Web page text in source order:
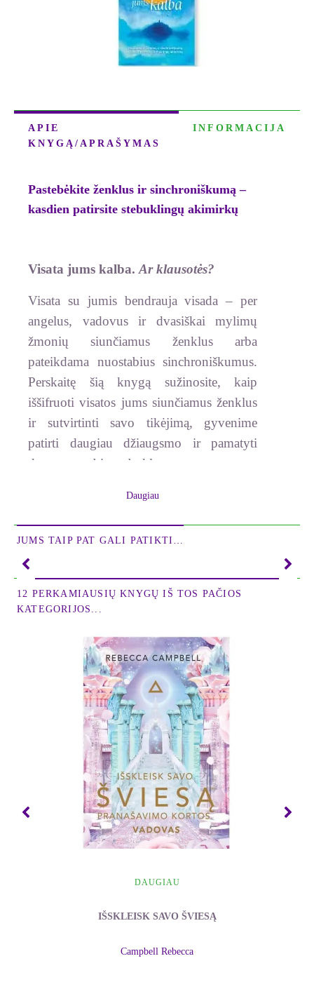
APIE
KNYGĄ/APRAŠYMAS
INFORMACIJA
Pastebėkite ženklus ir sinchroniškumą –
kasdien patirsite stebuklingų akimirkų
Visata jums kalba. Ar klausotės?
Visata su jumis bendrauja visada – per
angelus, vadovus ir dvasiškai mylimų
žmonių siunčiamus ženklus arba
pateikdama nuostabius sinchroniškumus.
Perskaitę šią knygą sužinosite, kaip
iššifruoti visatos jums siunčiamus ženklus
ir sutvirtinti savo tikėjimą, gyvenime
patirti daugiau džiaugsmo ir pamatyti
daug nuostabių stebuklų.
Kartu su autore Tammy Mastroberte
sąmoningi, kad galėtumėte gauti jums
siunčiamus ženklus, atpažintumėte kelią
rodančius sinchroniškumus ir
paaukštintumėte savo virpesius,
rezonuojančius su visata ir dvasine sritimi.
Naudodamiesi šiais paprastais metodais
susivienysite su galingomis energijomis,
kurios jums nuklydus nuo kelio parodys
kryptį, žengiant teisingu keliu padrąsins
eiti toliau ir laiduos, jog viskas gyvenime
tarnauja aukštesniam tikslui. Taip pat
sužinosite, kaip medituoti, suformuluoti
ketinimą, melstis, „tapšnoti“ ir panaudoti
kristalus, kad galėtumėte palaikyti
bendravimą su mylimais žmonėmis ir
įsitikintumėte, jog niekada nesate vieni.
atsakomybės įmonės „Elevated Existence
LLC“ įkūrėja ir „Clarion“ bei „Folio“
Daugiau
JUMS TAIP PAT GALI PATIKTI…
12 PERKAMIAUSIŲ KNYGŲ IŠ TOS PAČIOS
KATEGORIJOS...
DAUGIAU
IŠSKLEISK SAVO ŠVIESĄ
Campbell Rebecca